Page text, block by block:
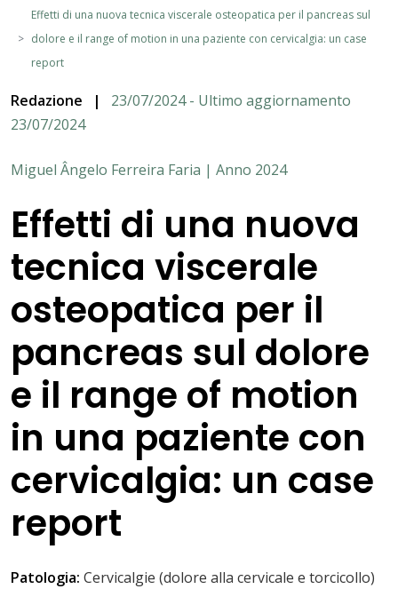
Effetti di una nuova tecnica viscerale osteopatica per il pancreas sul
dolore e il range of motion in una paziente con cervicalgia: un case
report
Redazione |
23/07/2024 - Ultimo aggiornamento
23/07/2024
Miguel Ângelo Ferreira Faria | Anno 2024
Effetti di una nuova
tecnica viscerale
osteopatica per il
pancreas sul dolore
e il range of motion
in una paziente con
cervicalgia: un case
report
Patologia: Cervicalgie (dolore alla cervicale e torcicollo)